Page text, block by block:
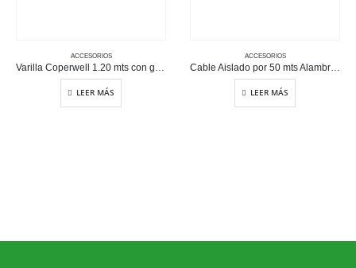
ACCESORIOS
Varilla Coperwell 1.20 mts con grapa
LEER MÁS
ACCESORIOS
Cable Aislado por 50 mts Alambre calibre 14
LEER MÁS